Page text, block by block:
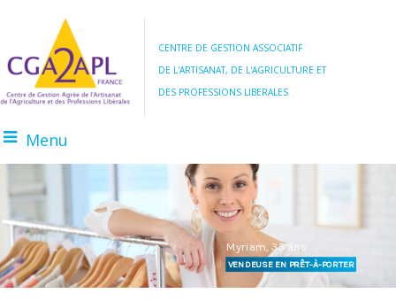
CENTRE DE GESTION ASSOCIATIF
DE L'ARTISANAT, DE L'AGRICULTURE ET
DES PROFESSIONS LIBERALES
Menu
Myriam, 33 ans
VENDEUSE EN PRÊT-À-PORTER
AGRICULTEUR
BOULANGER